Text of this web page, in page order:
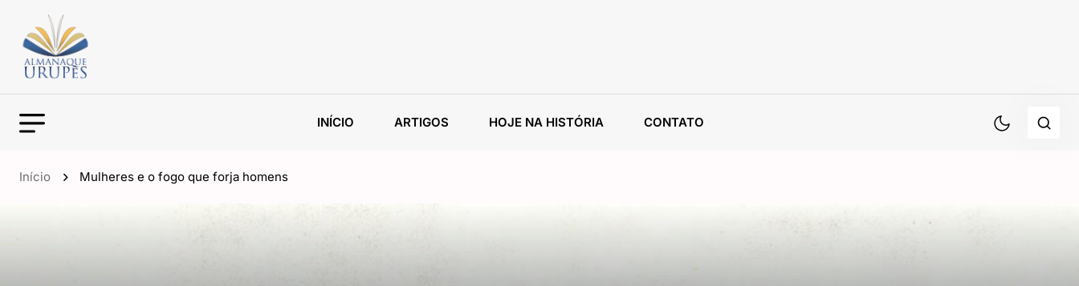
INÍCIO ARTIGOS HOJE NA HISTÓRIA CONTATO
Início Mulheres e o fogo que forja homens